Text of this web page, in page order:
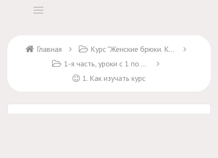
Главная
Курс "Женские брюки. Крой и пошив"
1-я часть, уроки с 1 по 17
1. Как изучать курс